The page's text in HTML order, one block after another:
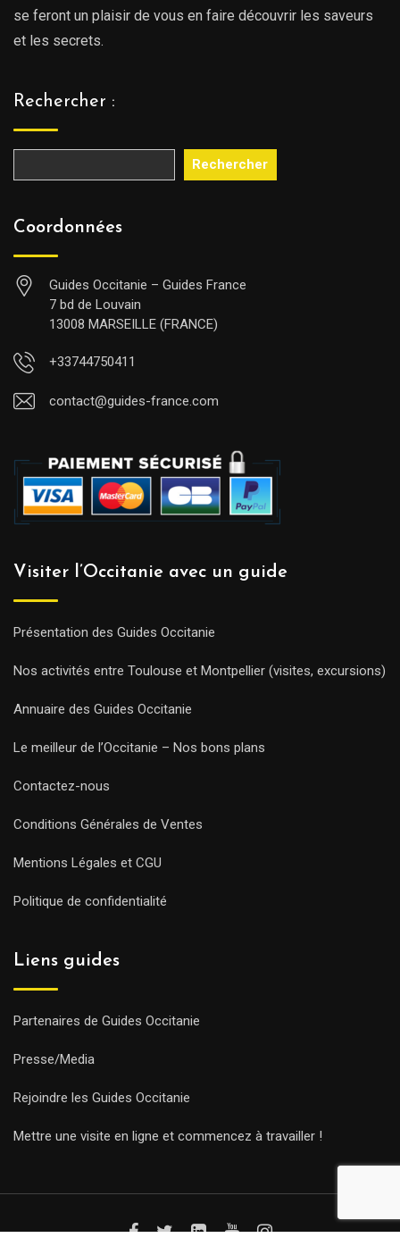
se feront un plaisir de vous en faire découvrir les saveurs
et les secrets.
Rechercher :
Rechercher
Coordonnées
Guides Occitanie – Guides France
7 bd de Louvain
13008 MARSEILLE (FRANCE)
+33744750411
contact@guides-france.com
Visiter l’Occitanie avec un guide
Présentation des Guides Occitanie
Nos activités entre Toulouse et Montpellier (visites, excursions)
Annuaire des Guides Occitanie
Le meilleur de l’Occitanie – Nos bons plans
Contactez-nous
Conditions Générales de Ventes
Mentions Légales et CGU
Politique de confidentialité
Liens guides
Partenaires de Guides Occitanie
Presse/Media
Rejoindre les Guides Occitanie
Mettre une visite en ligne et commencez à travailler !